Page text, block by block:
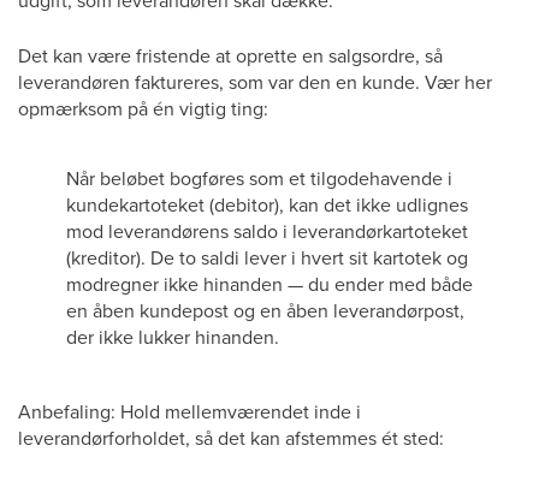
Det kan være fristende at oprette en salgsordre, så
leverandøren faktureres, som var den en kunde. Vær her
opmærksom på én vigtig ting:
Når beløbet bogføres som et tilgodehavende i
kundekartoteket (debitor), kan det ikke udlignes
mod leverandørens saldo i leverandørkartoteket
(kreditor). De to saldi lever i hvert sit kartotek og
modregner ikke hinanden — du ender med både
en åben kundepost og en åben leverandørpost,
der ikke lukker hinanden.
Anbefaling: Hold mellemværendet inde i
leverandørforholdet, så det kan afstemmes ét sted: